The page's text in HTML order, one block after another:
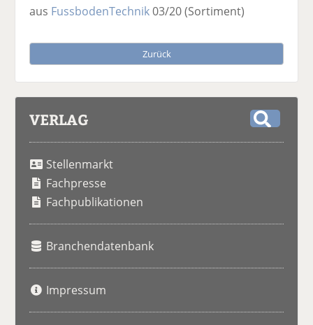
aus FussbodenTechnik03/20(Sortiment)
Zurück
VERLAG
Stellenmarkt
Fachpresse
Fachpublikationen
Branchendatenbank
Impressum